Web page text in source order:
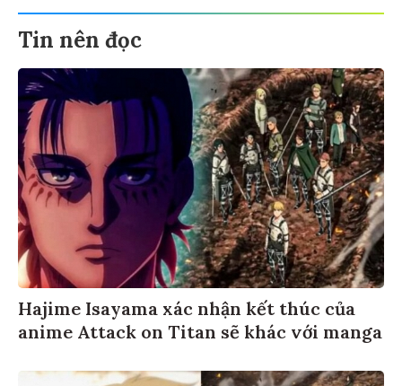
Tin nên đọc
Hajime Isayama xác nhận kết thúc của
anime Attack on Titan sẽ khác với manga